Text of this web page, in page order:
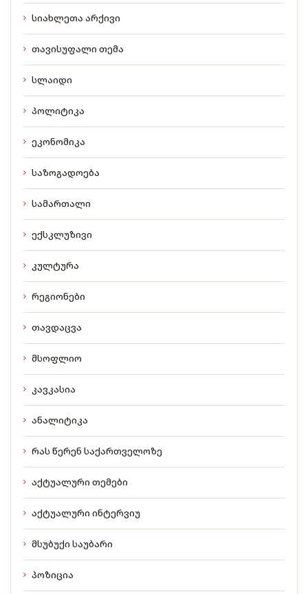
სიახლეთა არქივი
თავისუფალი თემა
სლაიდი
პოლიტიკა
ეკონომიკა
საზოგადოება
სამართალი
ექსკლუზივი
კულტურა
რეგიონები
თავდაცვა
მსოფლიო
კავკასია
ანალიტიკა
რას წერენ საქართველოზე
აქტუალური თემები
აქტუალური ინტერვიუ
მსუბუქი საუბარი
პოზიცია